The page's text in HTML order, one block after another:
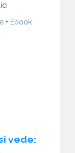
+ Ebook
vede: